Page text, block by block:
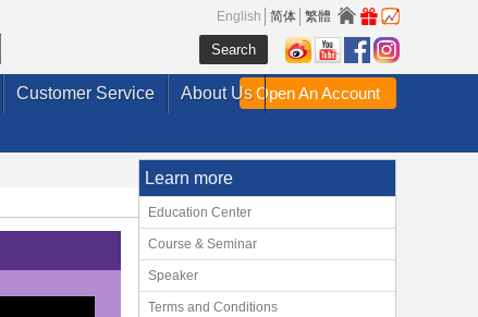
English 简体 繁體
Customer Service About UsOpen An Account
Learn more
Education Center
Course & Seminar
Speaker
Terms and Conditions